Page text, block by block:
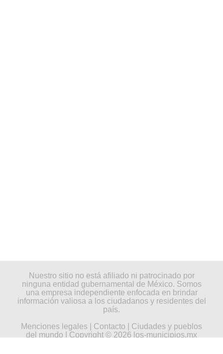
Nuestro sitio no está afiliado ni patrocinado por
ninguna entidad gubernamental de México. Somos
una empresa independiente enfocada en brindar
información valiosa a los ciudadanos y residentes del
país.
Menciones legales
Contacto
Ciudades y pueblos
del mundo | Copyright © 2026 los-municipios.mx